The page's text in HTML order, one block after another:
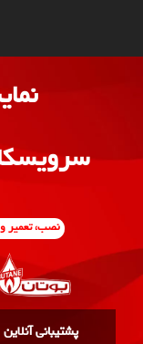
نصب، تعمیر
پشتیبانی آنلاین